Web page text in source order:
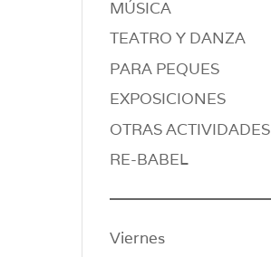
MÚSICA
TEATRO Y DANZA
PARA PEQUES
EXPOSICIONES
OTRAS ACTIVIDADES
RE-BABEL
Viernes